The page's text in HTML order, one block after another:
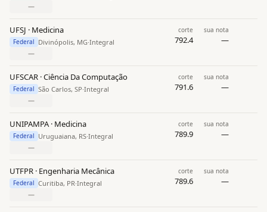
—
UFSJ · Medicina
Federal Divinópolis, MG·Integral
corte
792.4
sua nota
—
—
UFSCAR · Ciência Da Computação
Federal São Carlos, SP·Integral
corte
791.6
sua nota
—
—
UNIPAMPA · Medicina
Federal Uruguaiana, RS·Integral
corte
789.9
sua nota
—
—
UTFPR · Engenharia Mecânica
Federal Curitiba, PR·Integral
corte
789.6
sua nota
—
—